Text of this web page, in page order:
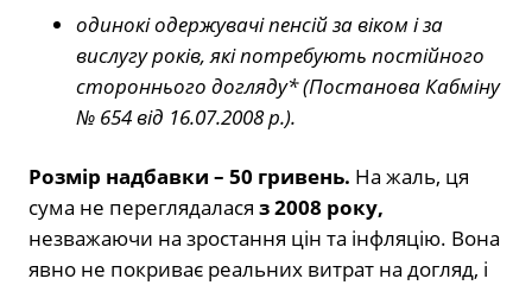
одинокі одержувачі пенсій за віком і за
вислугу років, які потребують постійного
стороннього догляду* (Постанова Кабміну
№ 654 від 16.07.2008 р.).
Розмір надбавки – 50 гривень. На жаль, ця
сума не переглядалася з 2008 року,
незважаючи на зростання цін та інфляцію. Вона
явно не покриває реальних витрат на догляд, і